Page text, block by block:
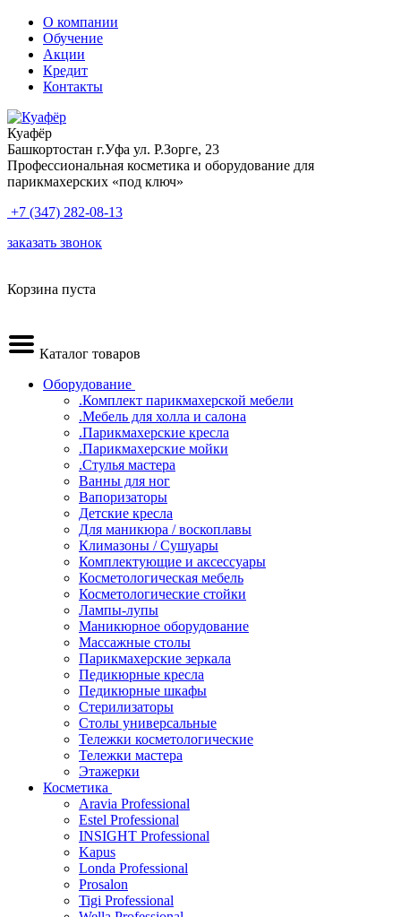
О компании
Обучение
Акции
Кредит
Контакты
Куафёр
Башкортостан г.Уфа ул. Р.Зорге, 23
Профессиональная косметика и оборудование для
парикмахерских «под ключ»
+7 (347) 282-08-13
заказать звонок
Корзина пуста
Каталог товаров
Оборудование
.Комплект парикмахерской мебели
.Мебель для холла и салона
.Парикмахерские кресла
.Парикмахерские мойки
.Стулья мастера
Ванны для ног
Вапоризаторы
Детские кресла
Для маникюра / воскоплавы
Климазоны / Сушуары
Комплектующие и аксессуары
Косметологическая мебель
Косметологические стойки
Лампы-лупы
Маникюрное оборудование
Массажные столы
Парикмахерские зеркала
Педикюрные кресла
Педикюрные шкафы
Стерилизаторы
Столы универсальные
Тележки косметологические
Тележки мастера
Этажерки
Косметика
Aravia Professional
Estel Professional
INSIGHT Professional
Kapus
Londa Professional
Prosalon
Tigi Professional